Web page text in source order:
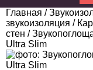
Главная /
звукоизоляция /
стен /
Ultra Slim